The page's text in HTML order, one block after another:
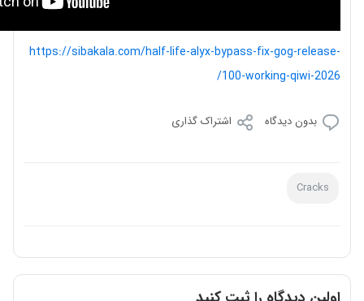
https://sibakala.com/half-life-alyx-bypass-fix-gog-release-
100-working-qiwi-2026/
بدون دیدگاه اشتراک گذاری
Cracks